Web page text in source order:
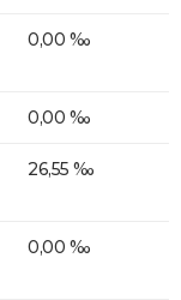
0,00 ‰
0,00 ‰
26,55 ‰
0,00 ‰